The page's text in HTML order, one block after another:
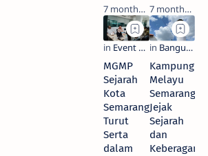
7 months ago
7 months ago
MGMP
Sejarah
Kota
Semarang
Turut
Serta
dalam
Kampung
Melayu
Semarang:
Jejak
Sejarah
dan
Keberagaman